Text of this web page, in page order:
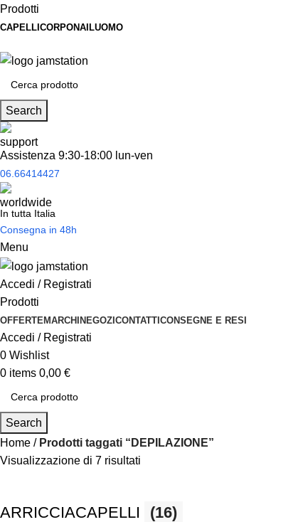
Prodotti
CAPELLI CORPONAILUOMO
Search
Assistenza 9:30-18:00 lun-ven
06.66414427
In tutta Italia
Consegna in 48h
Menu
Accedi / Registrati
Prodotti
OFFERTEMARCHINEGOZICONTATTICONSEGNE E RESI
Accedi / Registrati
0 Wishlist
0 items 0,00 €
Search
Home
Prodotti taggati “DEPILAZIONE”
Visualizzazione di 7 risultati
ARRICCIACAPELLI (16)